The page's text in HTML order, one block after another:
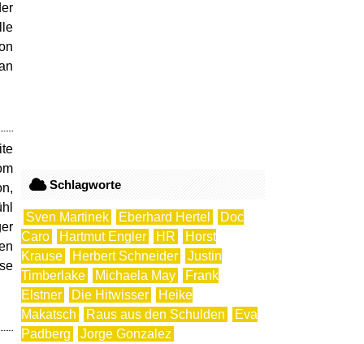
Schlagworte
Sven Martinek Eberhard Hertel
Doc
Caro
Hartmut Engler HR
Horst
Krause
Herbert Schneider
Justin
Timberlake
Michaela May
Frank
Elstner
Die Hitwisser
Heike
Makatsch
Raus aus den Schulden
Eva
Padberg
Jorge Gonzalez